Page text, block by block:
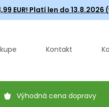
EUR! Platí len do
Kontakt
Výhodná cena dopravy